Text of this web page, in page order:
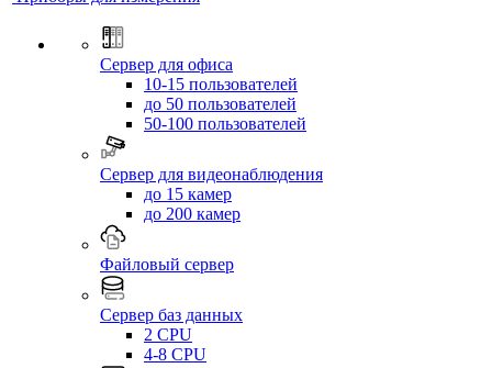
Сервер для офиса
10-15 пользователей
до 50 пользователей
50-100 пользователей
Сервер для видеонаблюдения
до 15 камер
до 200 камер
Файловый сервер
Сервер баз данных
2 CPU
4-8 CPU